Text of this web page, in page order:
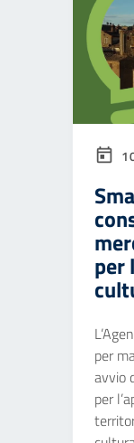
per
per
avvio
per